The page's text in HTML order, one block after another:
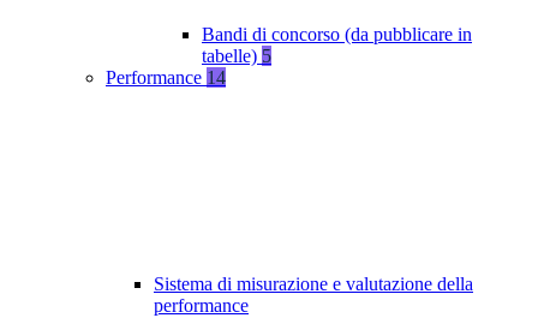
Bandi di concorso (da pubblicare in
tabelle) 5
Performance 14
Sistema di misurazione e valutazione della
performance